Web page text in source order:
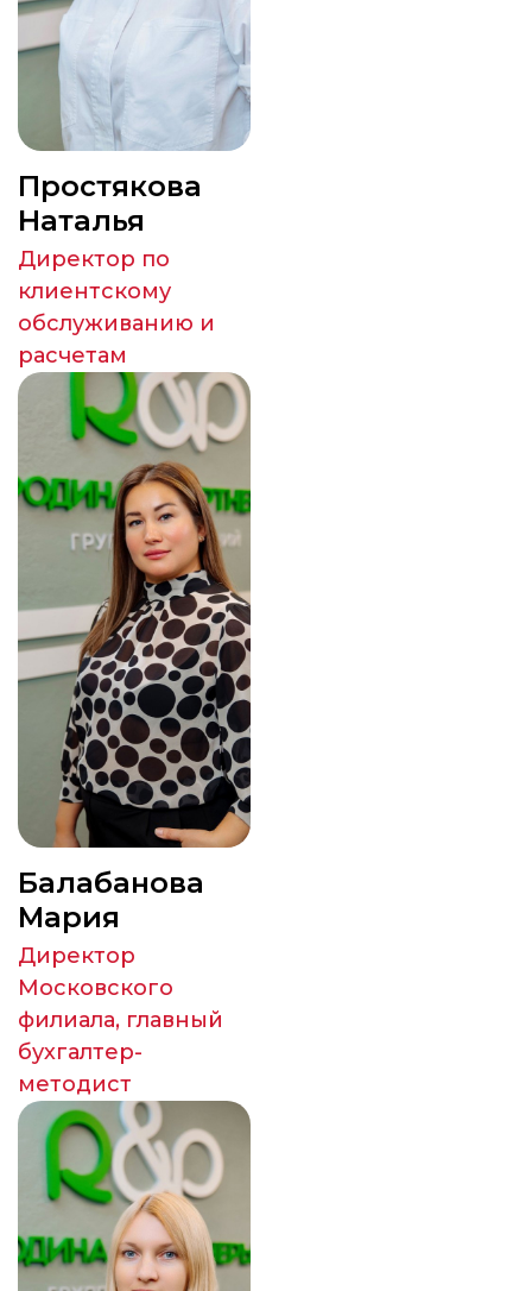
Простякова
Наталья
Директор по
клиентскому
обслуживанию и
расчетам
Балабанова
Мария
Директор
Московского
филиала, главный
бухгалтер-
методист